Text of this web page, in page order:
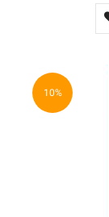
10%